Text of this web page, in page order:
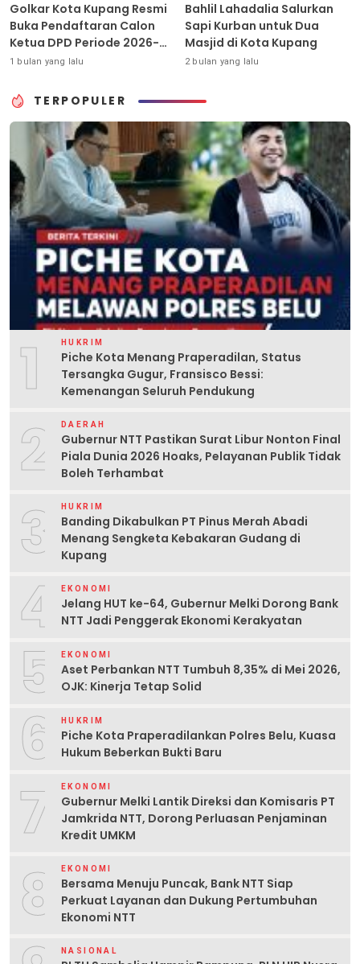
Golkar Kota Kupang Resmi
Buka Pendaftaran Calon
Ketua DPD Periode 2026-
2031
1 bulan yang lalu
Bahlil Lahadalia Salurkan
Sapi Kurban untuk Dua
Masjid di Kota Kupang
2 bulan yang lalu
TERPOPULER
1 HUKRIM
Piche Kota Menang Praperadilan, Status
Tersangka Gugur, Fransisco Bessi:
Kemenangan Seluruh Pendukung
2 DAERAH
Gubernur NTT Pastikan Surat Libur Nonton Final
Piala Dunia 2026 Hoaks, Pelayanan Publik Tidak
Boleh Terhambat
3 HUKRIM
Banding Dikabulkan PT Pinus Merah Abadi
Menang Sengketa Kebakaran Gudang di
Kupang
4 EKONOMI
Jelang HUT ke-64, Gubernur Melki Dorong Bank
NTT Jadi Penggerak Ekonomi Kerakyatan
5 EKONOMI
Aset Perbankan NTT Tumbuh 8,35% di Mei 2026,
OJK: Kinerja Tetap Solid
6 HUKRIM
Piche Kota Praperadilankan Polres Belu, Kuasa
Hukum Beberkan Bukti Baru
7 EKONOMI
Gubernur Melki Lantik Direksi dan Komisaris PT
Jamkrida NTT, Dorong Perluasan Penjaminan
Kredit UMKM
8 EKONOMI
Bersama Menuju Puncak, Bank NTT Siap
Perkuat Layanan dan Dukung Pertumbuhan
Ekonomi NTT
NASIONAL